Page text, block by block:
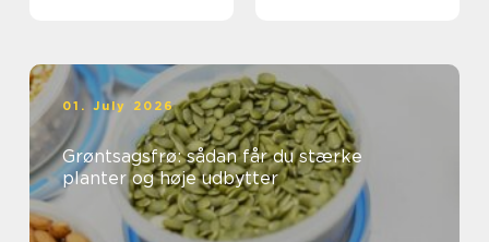
01. July 2026
Grøntsagsfrø: sådan får du stærke
planter og høje udbytter